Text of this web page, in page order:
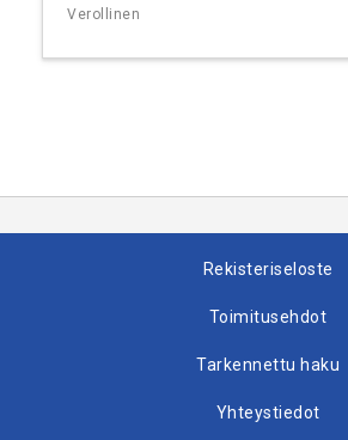
Rekisteriseloste
Toimitusehdot
Tarkennettu haku
Yhteystiedot